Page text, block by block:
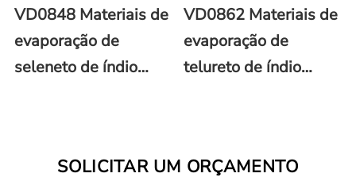
VD0848 Materiais de
evaporação de
seleneto de índio
VD0862 Materiais de
evaporação de
telureto de índio
SOLICITAR UM ORÇAMENTO